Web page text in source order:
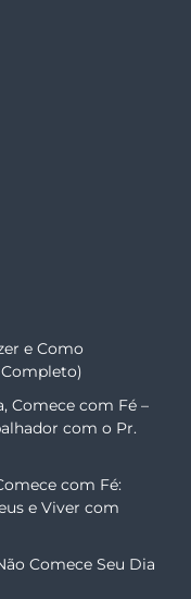
e Como
Comece com Fé –
com o Pr.
com Fé:
e Viver com
Comece Seu Dia